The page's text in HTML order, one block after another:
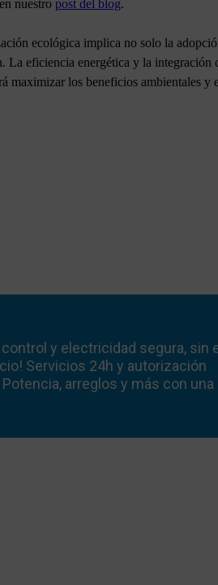
nuestro post del blog.
ecológica implica no solo la
eficiencia energética y la integración
maximizar los beneficios ambientales
control y electricidad segura, sin
Servicios 24h y autorización
arreglos y más con una